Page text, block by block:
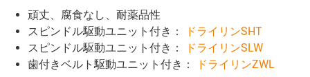
頑丈、腐食なし、耐薬品性
スピンドル駆動ユニット付き：
ドライリンSHT
スピンドル駆動ユニット付き：
ドライリンSLW
歯付きベルト駆動ユニット付き：
ドライリンZWL